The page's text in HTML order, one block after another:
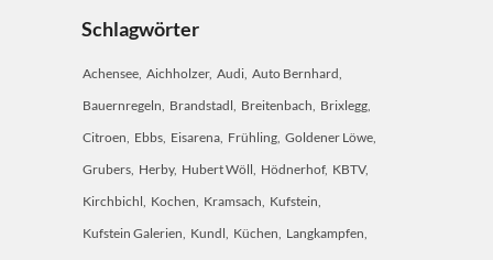
Schlagwörter
Achensee Aichholzer Audi Auto Bernhard
Bauernregeln Brandstadl Breitenbach Brixlegg
Citroen Ebbs Eisarena Frühling Goldener Löwe
Grubers Herby Hubert Wöll Hödnerhof KBTV
Kirchbichl Kochen Kramsach Kufstein
Kufstein Galerien Kundl Küchen Langkampfen